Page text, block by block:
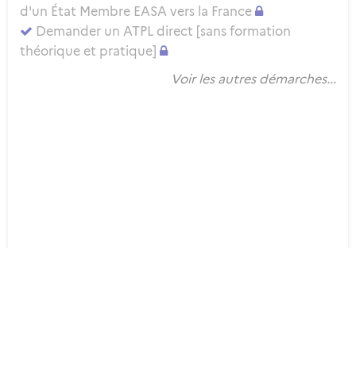
d'un État Membre EASA vers la France
Demander un ATPL direct [sans formation
théorique et pratique]
Voir les autres démarches...